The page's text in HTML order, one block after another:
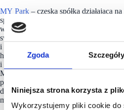
Zgoda Szczegóły
Niniejsza strona korzysta z
Wykorzystujemy pliki cookie do
MY Park– czeska spółka działająca
specjalizująca się w inwestycjach w
wszystkim w parki handlowe i lokale
swoje portfolio nieruchomości w
i w Polsce. Obecnie wynajmuje około
hipermarket sieciom takim jak
i JIP. Zarządza dziesięcioma parkami
MY Park oraz dziesięcioma parkami w
pod marką A-Centrum. Obsługę
doświadczony wewnętrzny zespół
management.